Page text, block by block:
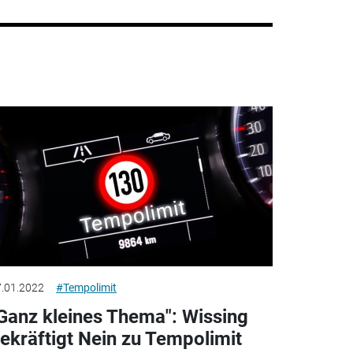
#Tempolimit
kleines Thema": Wissing
Nein zu Tempolimit